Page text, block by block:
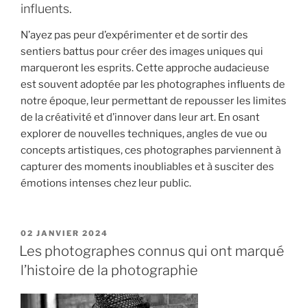
influents.
N’ayez pas peur d’expérimenter et de sortir des
sentiers battus pour créer des images uniques qui
marqueront les esprits. Cette approche audacieuse
est souvent adoptée par les photographes influents de
notre époque, leur permettant de repousser les limites
de la créativité et d’innover dans leur art. En osant
explorer de nouvelles techniques, angles de vue ou
concepts artistiques, ces photographes parviennent à
capturer des moments inoubliables et à susciter des
émotions intenses chez leur public.
PUBLIÉ
LE
02 JANVIER 2024
Les photographes connus qui ont marqué
l’histoire de la photographie